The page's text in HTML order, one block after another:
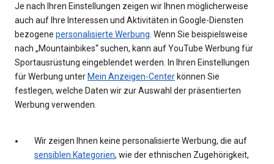
Je nach Ihren Einstellungen zeigen wir Ihnen möglicherweise
auch auf Ihre Interessen und Aktivitäten in Google-Diensten
bezogene personalisierte Werbung . Wenn Sie beispielsweise
nach „Mountainbikes“ suchen, kann auf YouTube Werbung für
Sportausrüstung eingeblendet werden. In Ihren Einstellungen
für Werbung unterMein Anzeigen-Centerkönnen Sie
festlegen, welche Daten wir zur Auswahl der präsentierten
Werbung verwenden.
Wir zeigen Ihnen keine personalisierte Werbung, die auf
sensiblen Kategorien, wie der ethnischen Zugehörigkeit,